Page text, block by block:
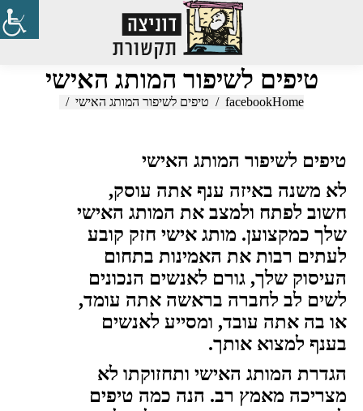
Search:
טיפים לשיפור המותג האישי
You are here:
Home
facebook טיפים לשיפור המותג האישי
טיפים לשיפור המותג האישי
לא משנה באיזה ענף אתה עוסק,
חשוב לפתח ולמצב את המותג האישי
שלך כמקצוען. מותג אישי חזק קובע
לעתים רבות את האמינות בתחום
העיסוק שלך, גורם לאנשים הנכונים
לשים לב לחברה בראשה אתה עומד,
או בה אתה עובד, ומסייע לאנשים
בענף למצוא אותך.
הגדרת המותג האישי ותחזוקתו לא
מצריכה מאמץ רב. הנה כמה טיפים